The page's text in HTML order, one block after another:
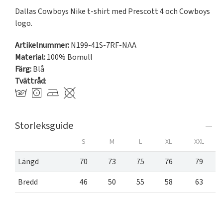
Dallas Cowboys Nike t-shirt med Prescott 4 och Cowboys
logo.
Artikelnummer:N199-41S-7RF-NAA
Material:100% Bomull
Färg:Blå
Tvättråd:
Storleksguide
S M L XL XXL
Längd 70 73 75 76
79
Bredd
46 50 55 58 63